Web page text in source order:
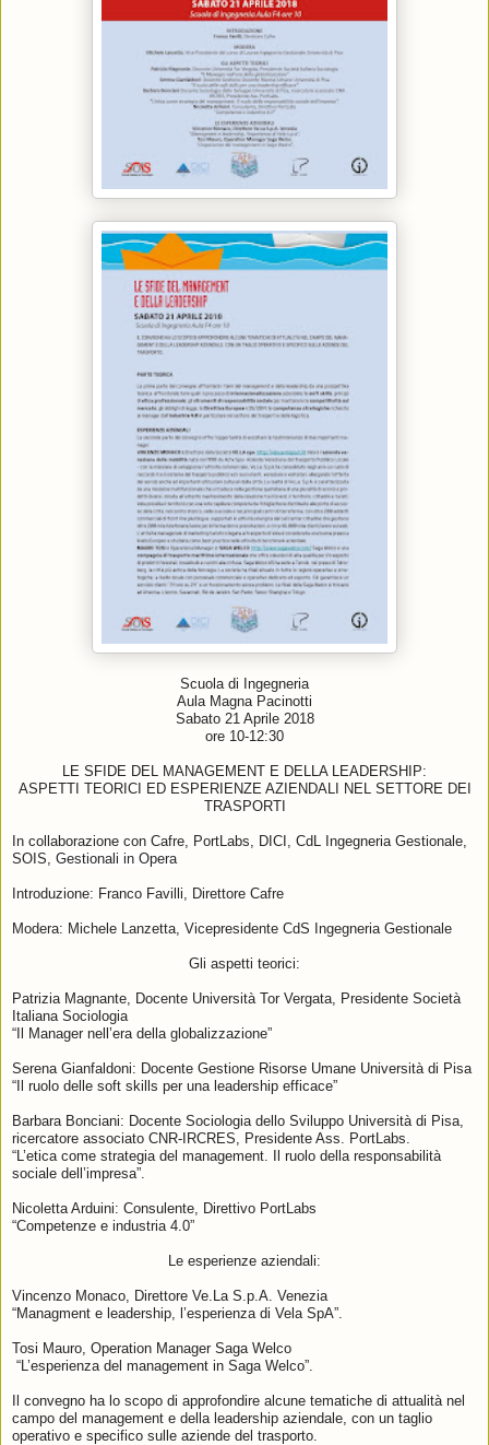
Scuola di Ingegneria
Aula Magna Pacinotti
Sabato 21 Aprile 2018
ore 10-12:30
LE SFIDE DEL MANAGEMENT E DELLA LEADERSHIP:
ASPETTI TEORICI ED ESPERIENZE AZIENDALI NEL SETTORE DEI
TRASPORTI
In collaborazione con Cafre, PortLabs, DICI, CdL Ingegneria Gestionale,
SOIS, Gestionali in Opera
Introduzione: Franco Favilli, Direttore Cafre
Modera: Michele Lanzetta, Vicepresidente CdS Ingegneria Gestionale
Gli aspetti teorici:
Patrizia Magnante, Docente Università Tor Vergata, Presidente Società
Italiana Sociologia
“Il Manager nell’era della globalizzazione”
Serena Gianfaldoni: Docente Gestione Risorse Umane Università di Pisa
“Il ruolo delle soft skills per una leadership efficace”
Barbara Bonciani: Docente Sociologia dello Sviluppo Università di Pisa,
ricercatore associato CNR-IRCRES, Presidente Ass. PortLabs.
“L’etica come strategia del management. Il ruolo della responsabilità
sociale dell’impresa”.
Nicoletta Arduini: Consulente, Direttivo PortLabs
“Competenze e industria 4.0”
Le esperienze aziendali:
Vincenzo Monaco, Direttore Ve.La S.p.A. Venezia
“Managment e leadership, l’esperienza di Vela SpA”.
Tosi Mauro, Operation Manager Saga Welco
“L’esperienza del management in Saga Welco”.
Il convegno ha lo scopo di approfondire alcune tematiche di attualità nel
campo del management e della leadership aziendale, con un taglio
operativo e specifico sulle aziende del trasporto.